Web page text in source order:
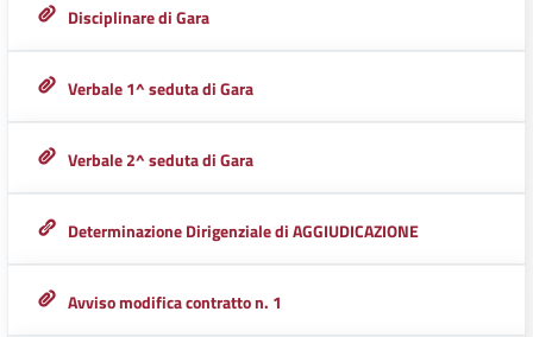
Disciplinare di Gara
Verbale 1^ seduta di Gara
Verbale 2^ seduta di Gara
Determinazione Dirigenziale di AGGIUDICAZIONE
Avviso modifica contratto n. 1